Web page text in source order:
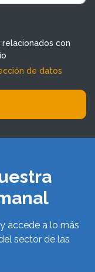
con
de datos
accede a lo más
sector de las